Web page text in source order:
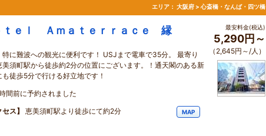
エリア： 大阪府 > 心斎橋・なんば・四ツ橋
ｔｅｌ Ａｍａｔｅｒｒａｃｅ 縁
特に難波への観光に便利です！ USJまで電車で35分。 最寄り
美須町駅から徒歩約2分の位置にございます。！通天閣のある新
も徒歩5分で行ける好立地です！
間前に予約されました
セス】
恵美須町駅より徒歩にて約2分 MAP
最安料金(税込)
5,290円～
（2,645円～/人）